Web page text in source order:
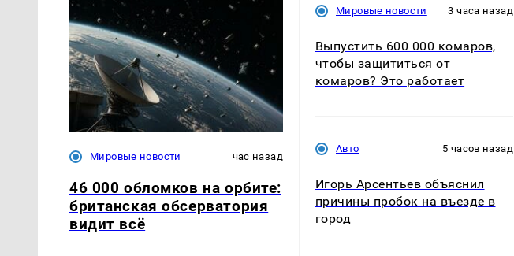
Мировые новости час назад
46 000 обломков на орбите:
британская обсерватория
видит всё
Мировые новости 3 часа назад
Выпустить 600 000 комаров,
чтобы защититься от
комаров? Это работает
Авто 5 часов назад
Игорь Арсентьев объяснил
причины пробок на въезде в
город